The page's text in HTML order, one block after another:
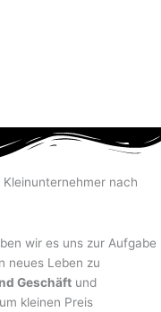
nach
wir es uns zur Aufgabe
neues Leben zu
Geschäft und
kleinen Preis